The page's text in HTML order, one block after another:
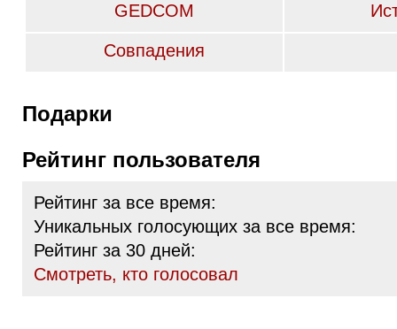
GEDCOM
Совпадения
Подарки
Рейтинг пользователя
Рейтинг за все время:
Уникальных голосующих за все время:
Рейтинг за 30 дней:
Cмотреть, кто голосовал